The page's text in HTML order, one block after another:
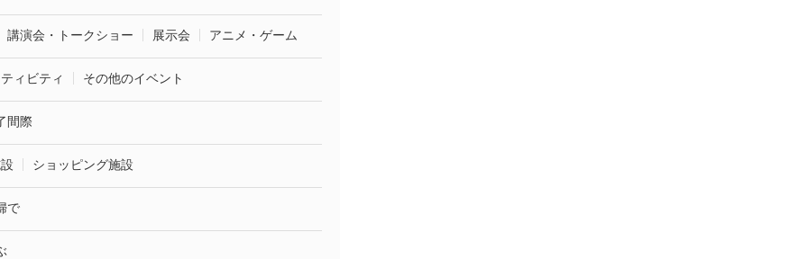
講演会・トークショー 展示会 アニメ・ゲーム
ィビティ その他のイベント
間際
ショッピング施設
で